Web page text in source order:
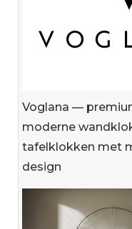
Voglana —
moderne
tafelklokken met
design